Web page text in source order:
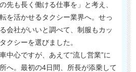
先も長く働ける仕事を」と考え、
を活かせるタクシー業界へ。せっ
会社がいいと調べて、制服もカッ
クシーを選びました。
中心ですが、あえて“流し営業”に
へ。最初の4日間、所長が添乗して